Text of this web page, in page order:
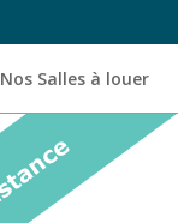
Nos Salles à louer